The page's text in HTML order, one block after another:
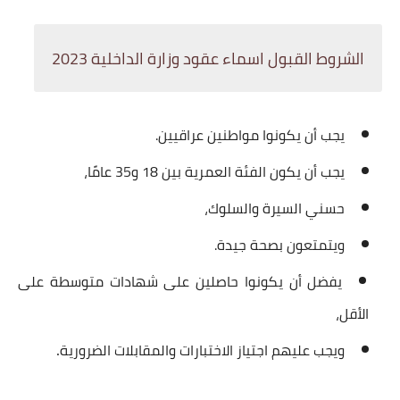
الشروط القبول اسماء عقود وزارة الداخلية 2023
يجب أن يكونوا مواطنين عراقيين.
يجب أن يكون الفئة العمرية بين 18 و35 عامًا،
حسني السيرة والسلوك،
ويتمتعون بصحة جيدة.
يفضل أن يكونوا حاصلين على شهادات متوسطة على
الأقل،
ويجب عليهم اجتياز الاختبارات والمقابلات الضرورية.